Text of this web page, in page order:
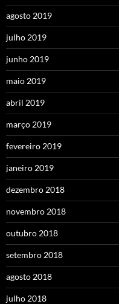
agosto 2019
julho 2019
junho 2019
maio 2019
abril 2019
março 2019
fevereiro 2019
janeiro 2019
dezembro 2018
novembro 2018
outubro 2018
setembro 2018
agosto 2018
julho 2018